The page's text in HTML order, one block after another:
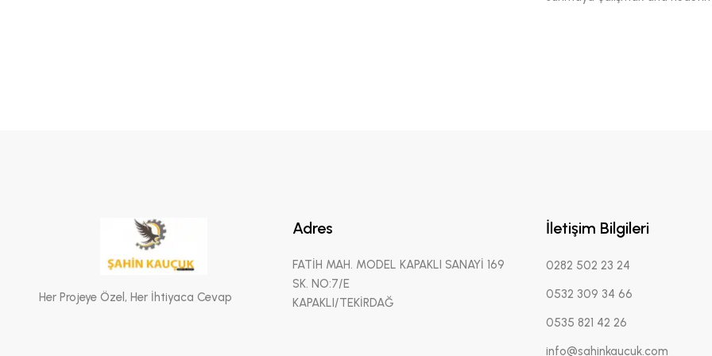
Her Projeye Özel, Her İhtiyaca Cevap
Adres
FATİH MAH. MODEL KAPAKLI SANAYİ 169
SK. NO:7/E
KAPAKLI/TEKİRDAĞ
İletişim Bilgileri
0282 502 23 24
0532 309 34 66
0535 821 42 26
info@sahinkaucuk.com